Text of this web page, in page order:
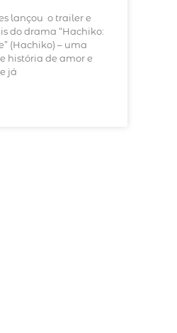
lançou o trailer e
do drama “Hachiko:
(Hachiko) – uma
história de amor e
já